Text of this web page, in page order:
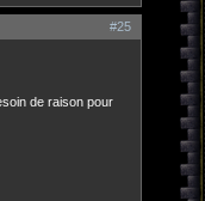
#25
de raison pour